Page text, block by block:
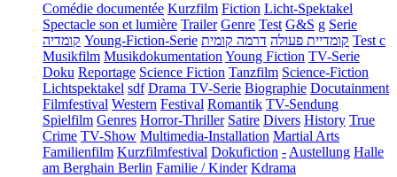
Comédie documentée Kurzfilm Fiction Licht-Spektakel
Spectacle son et lumière Trailer Genre Test G&S g Serie
קומדיה Young-Fiction-Serie קומדיית פעולה דרמה קומית
Test c
Musikfilm MusikdokumentationYoung Fiction TV-Serie
Doku Reportage Science Fiction Tanzfilm Science-Fiction
Lichtspektakel sdf Drama TV-Serie Biographie Docutainment
Filmfestival Western Festival Romantik TV-Sendung
Spielfilm Genres Horror-Thriller Satire Divers History True
Crime TV-Show Multimedia-Installation Martial Arts
Familienfilm Kurzfilmfestival Dokufiction -Austellung Halle
am Berghain Berlin Familie / Kinder Kdrama